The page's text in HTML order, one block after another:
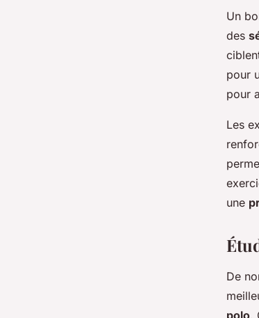
Un
des
pour
pour
Les
une
De
polo.